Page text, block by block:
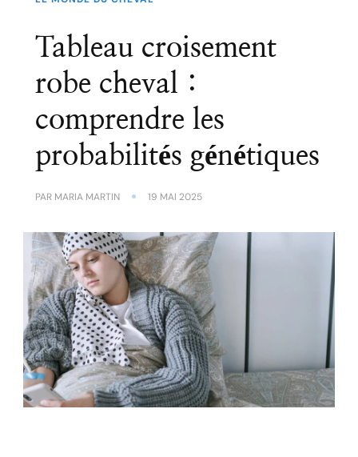
Tableau croisement
robe cheval :
comprendre les
probabilités génétiques
PAR MARIA MARTIN 19 MAI 2025